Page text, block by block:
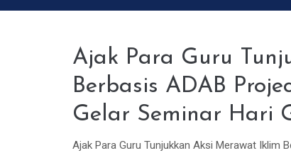
Ajak Para Guru
Berbasis ADAB
Gelar Seminar Hari
Ajak Para Guru Tunjukkan Aksi Merawat Iklim